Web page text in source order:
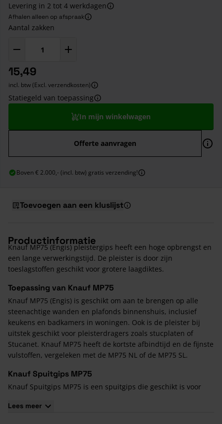
Levering in 2 tot 4 werkdagen
Afhalen alleen op afspraak
Aantal zakken
15,49
incl. btw (Excl. verzendkosten)
Statiegeld van toepassing
In mijn winkelwagen
Offerte aanvragen
Boven € 2.000,- (incl. btw) gratis verzending!
Toevoegen aan een kluslijst
Productinformatie
Knauf MP75 (Engis) pleistergips heeft een hoge opbrengst en
een lange verwerkingstijd. De pleister is door zijn
toeslagstoffen geschikt voor grotere laagdiktes.
Toepassing van Knauf MP75
Knauf MP75 (Engis) is geschikt om aan te brengen op alle
steenachtige wanden en plafonds binnenshuis, inclusief
keukens en badkamers in woningen. Ook is de pleister bij
uitstek geschikt voor pleisterdragers zoals stucplaten of
Stucanet. Knauf MP75 heeft de kortste afbindtijd en de fijnste
vulstoffen, vergeleken met de MP75 NL of de MP75 SL.
Knauf Spuitgips MP75
Knauf Spuitgips MP75 is een spuitgips die geschikt is voor
spuitgips MP75 adviseren wij een PFT gipsspuitmachine.
Lees meer